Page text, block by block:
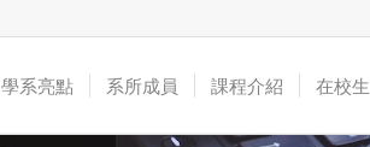
學系亮點 系所成員 課程介紹 在校生